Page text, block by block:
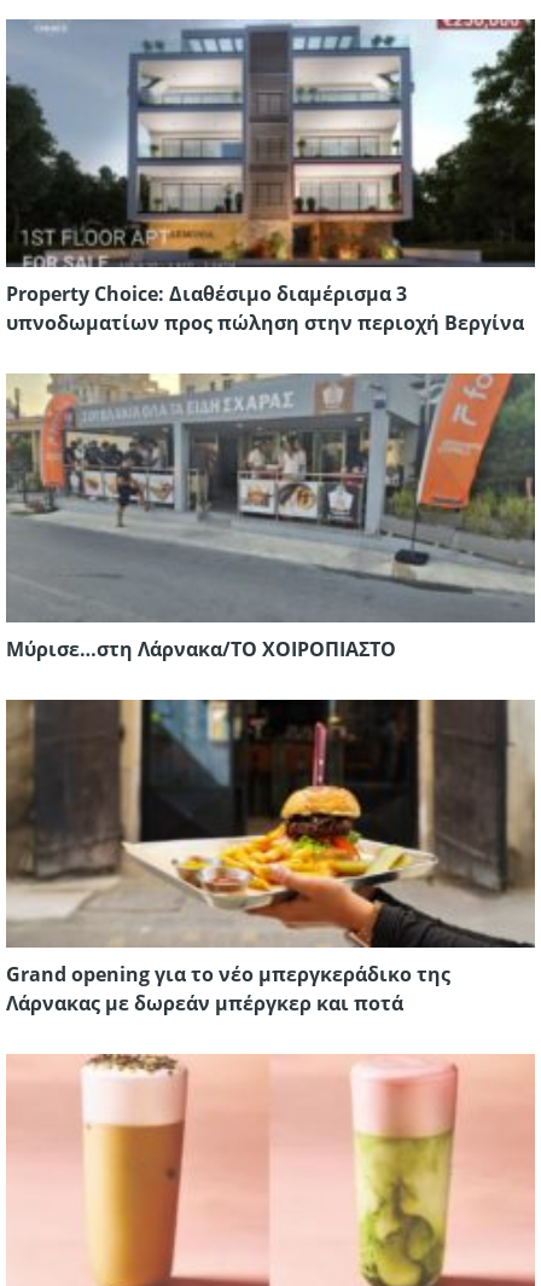
Property Choice: Διαθέσιμο διαμέρισμα 3
υπνοδωματίων προς πώληση στην περιοχή Βεργίνα
Μύρισε…στη Λάρνακα/ΤΟ ΧΟΙΡΟΠΙΑΣΤΟ
Grand opening για το νέο μπεργκεράδικο της
Λάρνακας με δωρεάν μπέργκερ και ποτά